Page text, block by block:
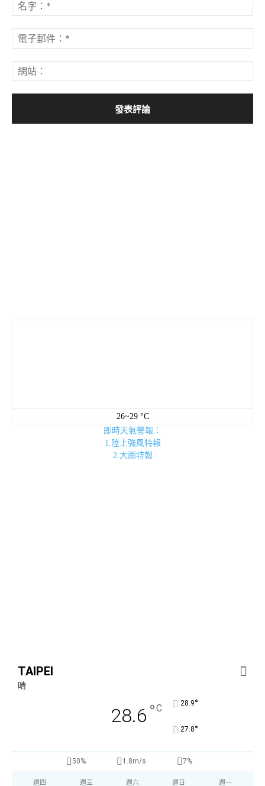
26~29 °C
即時天氣警報：
1.陸上強風特報
2.大雨特報
TAIPEI
晴
28.6 °C 28.9°
27.8°
50% 1.8m/s 7%
週四 週五 週六 週日 週一